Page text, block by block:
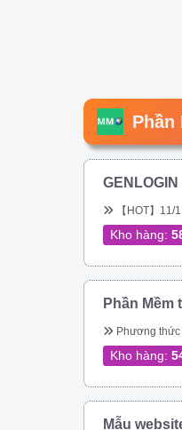
Phần
【HOT】11/11 - 16/11 nhận ngay mã giảm giá
Kho hàng:
Phần Mềm
Phương thức tìm kiếm bằng từ khóa trên google hoặc
Kho hàng:
Mẫu